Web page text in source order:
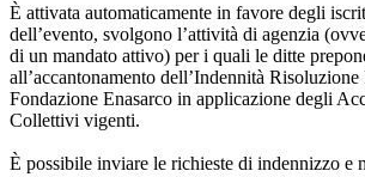
È attivata automaticamente in favore degli
dell’evento, svolgono l’attività di agenzia
di un mandato attivo) per i quali le ditte
all’accantonamento dell’Indennità Risoluzione
Fondazione Enasarco in applicazione degli
Collettivi vigenti.
È possibile inviare le richieste di indennizzo e